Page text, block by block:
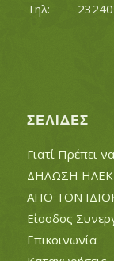
Τηλ:
ΣΕΛΊΔΕΣ
Γιατί Πρέπει
ΔΗΛΩΣΗ
ΑΠΟ ΤΟΝ
Είσοδος
Επικοινωνία